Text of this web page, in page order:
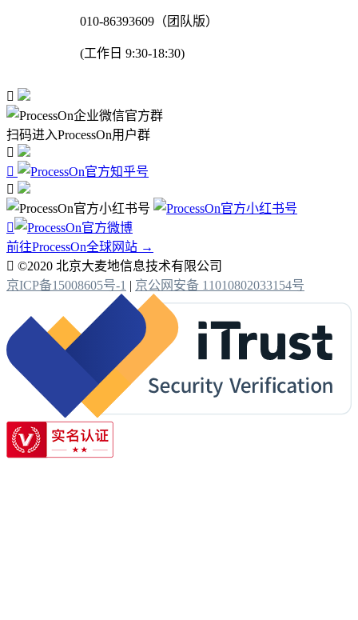
010-86393609（团队版）
(工作日 9:30-18:30)

扫码进入ProcessOn用户群




前往ProcessOn全球网站 →
 ©2020 北京大麦地信息技术有限公司
京ICP备15008605号-1 | 京公网安备 11010802033154号